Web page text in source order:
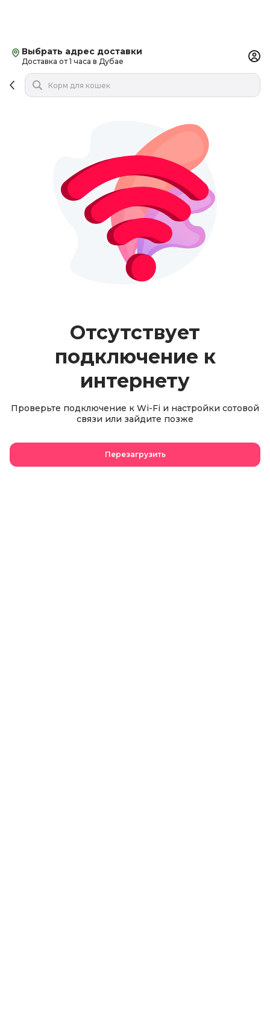
Выбрать адрес доставки
Доставка от 1 часа в Дубае
Отсутствует
подключение к
интернету
Проверьте подключение к Wi-Fi и настройки сотовой
связи или зайдите позже
Перезагрузить